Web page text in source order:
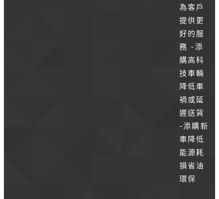
為客戶
提供更
好的服
務 -添
購高科
技車輛
降低車
禍或延
遲送貨
-添購新
車降低
能源耗
損省油
環保